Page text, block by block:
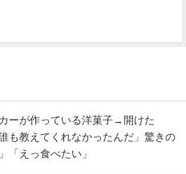
ーが作っている洋菓子→開けた
教えてくれなかったんだ」驚きの
「えっ食べたい」